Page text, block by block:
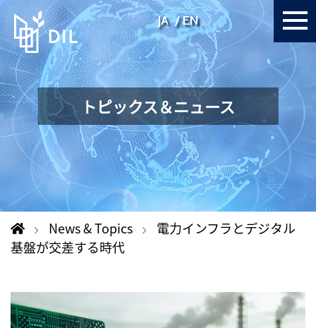
JA EN
トピックス＆ニュース
News & Topics
電力インフラとデジタル
基盤が交差する時代